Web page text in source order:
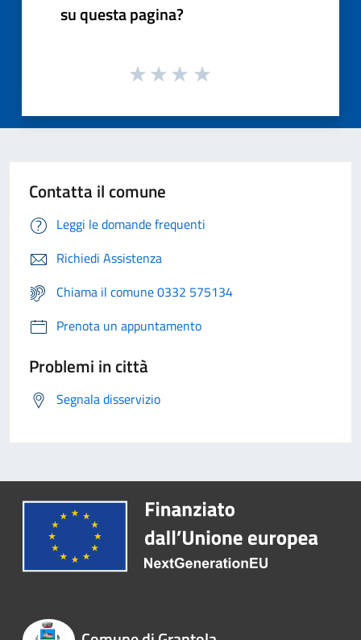
su questa pagina?
Contatta il comune
Leggi le domande frequenti
Richiedi Assistenza
Chiama il comune 0332 575134
Prenota un appuntamento
Problemi in città
Segnala disservizio